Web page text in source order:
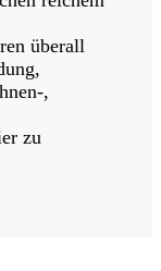
überall
,
zu